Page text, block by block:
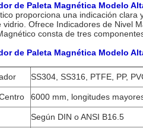
de Paleta Magnética Modelo
proporciona una indicación
Ofrece Indicadores de Nivel
consta de tres
de Paleta Magnética Modelo
SS304, SS316, PTFE, PP,
6000 mm, longitudes
Según DIN o ANSI B16.5